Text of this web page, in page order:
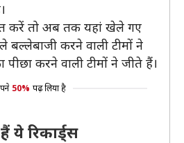
करें तो अब तक यहां खेले गए
करने वाली टीमों ने
करने वाली टीमों ने जीते हैं।
50% पढ़ लिया है
रिकार्ड्स